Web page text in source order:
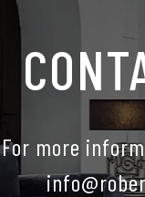
For more